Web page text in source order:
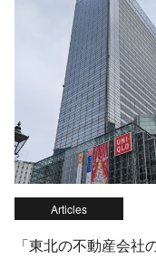
Articles
「東北の不動産会社